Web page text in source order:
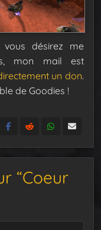
vous désirez me
mon mail est
un don.
de Goodies !
“Coeur